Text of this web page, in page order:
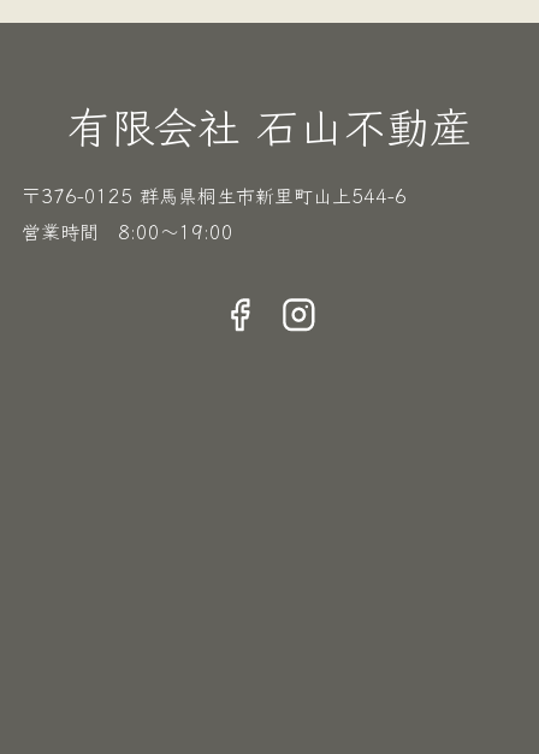
有限会社 石山不動産
〒376-0125 群馬県桐生市新里町山上544-6
営業時間 8:00〜19:00